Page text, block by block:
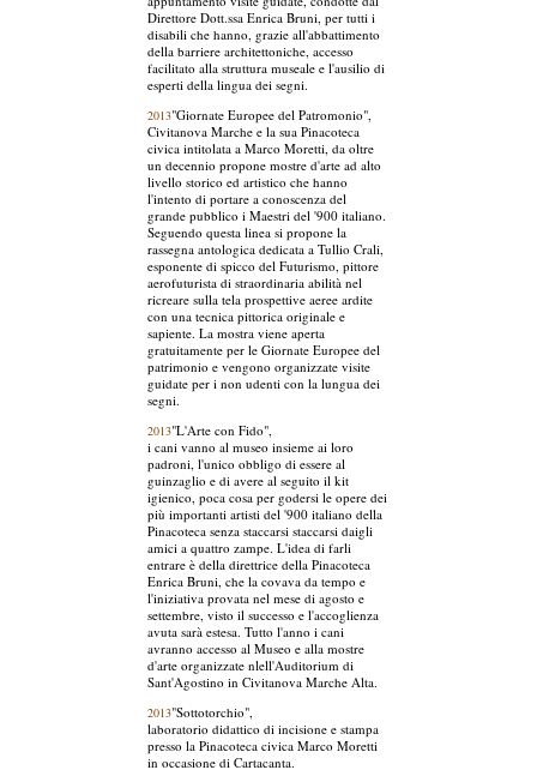
Direttore Dott.ssa Enrica Bruni, per tutti i
disabili che hanno, grazie all'abbattimento
della barriere architettoniche, accesso
facilitato alla struttura museale e l'ausilio di
esperti della lingua dei segni.
2013"Giornate Europee del Patromonio",
Civitanova Marche e la sua Pinacoteca
civica intitolata a Marco Moretti, da oltre
un decennio propone mostre d'arte ad alto
livello storico ed artistico che hanno
l'intento di portare a conoscenza del
grande pubblico i Maestri del '900 italiano.
Seguendo questa linea si propone la
rassegna antologica dedicata a Tullio Crali,
esponente di spicco del Futurismo, pittore
aerofuturista di straordinaria abilità nel
ricreare sulla tela prospettive aeree ardite
con una tecnica pittorica originale e
sapiente. La mostra viene aperta
gratuitamente per le Giornate Europee del
patrimonio e vengono organizzate visite
guidate per i non udenti con la lungua dei
segni.
2013"L'Arte con Fido",
i cani vanno al museo insieme ai loro
padroni, l'unico obbligo di essere al
guinzaglio e di avere al seguito il kit
igienico, poca cosa per godersi le opere dei
più importanti artisti del '900 italiano della
Pinacoteca senza staccarsi staccarsi daigli
amici a quattro zampe. L'idea di farli
entrare è della direttrice della Pinacoteca
Enrica Bruni, che la covava da tempo e
l'iniziativa provata nel mese di agosto e
settembre, visto il successo e l'accoglienza
avuta sarà estesa. Tutto l'anno i cani
avranno accesso al Museo e alla mostre
d'arte organizzate nlell'Auditorium di
Sant'Agostino in Civitanova Marche Alta.
2013"Sottotorchio",
laboratorio didattico di incisione e stampa
presso la Pinacoteca civica Marco Moretti
in occasione di Cartacanta.